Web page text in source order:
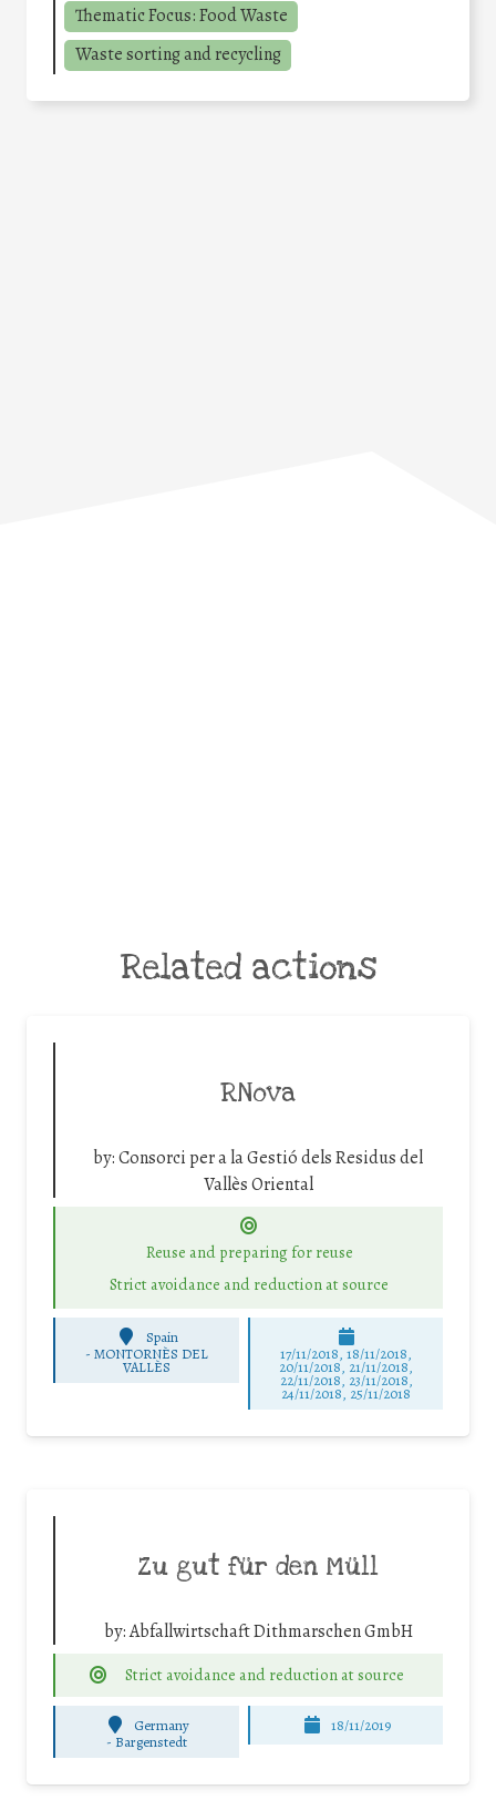
Thematic Focus: Food Waste
Waste sorting and recycling
Related actions
RNova
by:Consorci per a la Gestió dels Residus del
Vallès Oriental
Reuse and preparing for reuse
Strict avoidance and reduction at source
Spain
-MONTORNÈS DEL
VALLÈS
17/11/2018, 18/11/2018,
20/11/2018, 21/11/2018,
22/11/2018, 23/11/2018,
24/11/2018, 25/11/2018
Zu gut für den Müll
by:Abfallwirtschaft Dithmarschen GmbH
Strict avoidance and reduction at source
Germany
- Bargenstedt
18/11/2019